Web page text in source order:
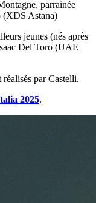
parrainée
(XDS Astana)
jeunes (nés après
Del Toro (UAE
par Castelli.
2025.